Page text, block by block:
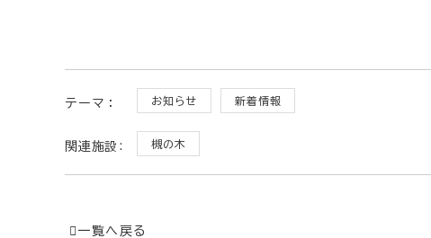
テーマ： お知らせ 新着情報
関連施設: 槻の木
一覧へ戻る